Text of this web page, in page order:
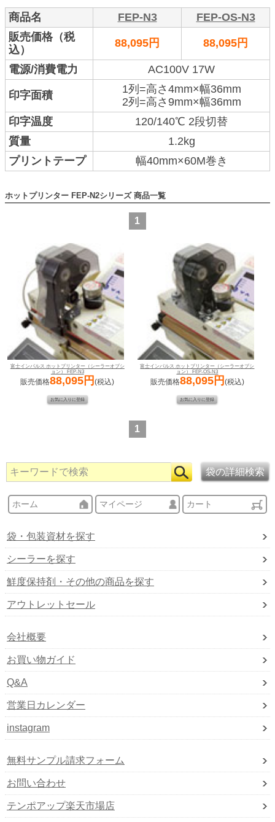
商品名 FEP-N3
FEP-OS-N3
販売価格（税
込）
88,095円 88,095円
電源/消費電力 AC100V 17W
印字面積
1列=高さ4mm×幅36mm
2列=高さ9mm×幅36mm
印字温度
120/140℃ 2段切替
質量
1.2kg
プリントテープ
幅40mm×60M巻き
ホットプリンター FEP-N2シリーズ
1
富士インパルス ホットプリンター（シーラーオプシ
ョン） FEP-N3
販売価格88,095円(税込)
富士インパルス ホットプリンター（シーラーオプシ
ョン） FEP-OS-N3
販売価格88,095円 (税込)
1
ホーム マイページ カート
袋・包装資材を探す
シーラーを探す
鮮度保持剤・その他の商品を探す
アウトレットセール
会社概要
お買い物ガイド
Q&A
営業日カレンダー
instagram
無料サンプル請求フォーム
お問い合わせ
テンポアップ楽天市場店